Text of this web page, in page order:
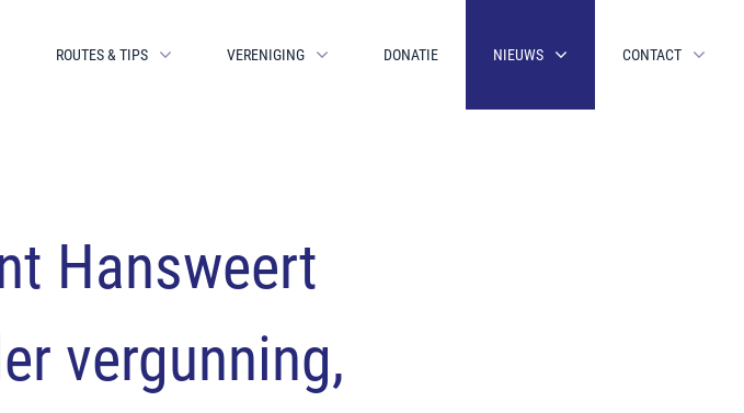
ROUTES & TIPS VERENIGING DONATIE NIEUWS CONTACT
Hansweert
vergunning,